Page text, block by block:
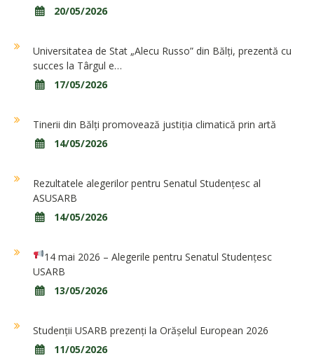
20/05/2026
Universitatea de Stat „Alecu Russo” din Bălți, prezentă cu
succes la Târgul e…
17/05/2026
Tinerii din Bălți promovează justiția climatică prin artă
14/05/2026
Rezultatele alegerilor pentru Senatul Studențesc al
ASUSARB
14/05/2026
14 mai 2026 – Alegerile pentru Senatul Studențesc
USARB
13/05/2026
Studenții USARB prezenți la Orășelul European 2026
11/05/2026